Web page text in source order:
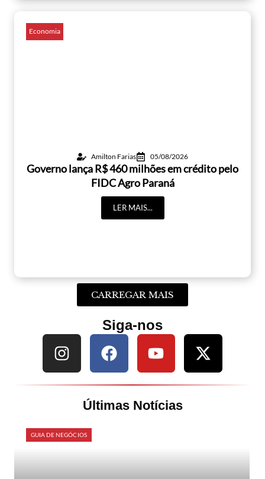
Economia
Amilton Farias 05/08/2026
Governo lança R$ 460 milhões em crédito pelo
FIDC Agro Paraná
LER MAIS...
CARREGAR MAIS
Siga-nos
Últimas Notícias
GUIA DE NEGÓCIOS